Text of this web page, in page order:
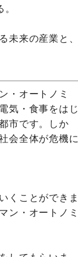
未来の産業と、
・オートノミ
気・食事をはじ
市です。しか
会全体が危機に
くことができま
ン・オートノミ